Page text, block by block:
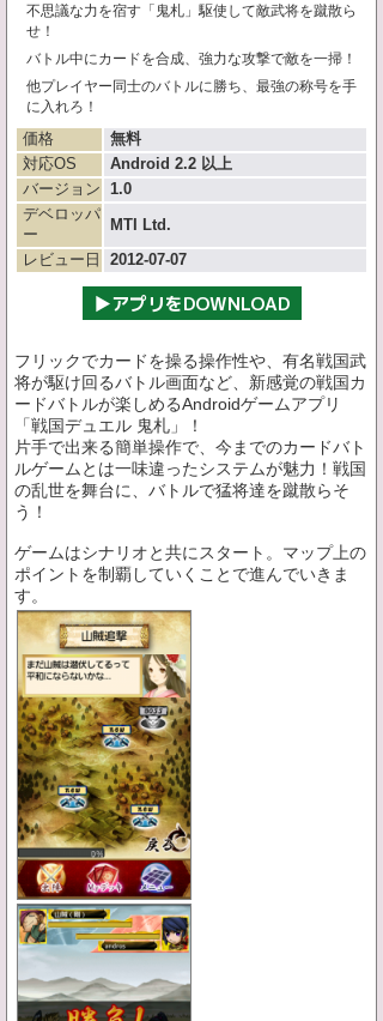
不思議な力を宿す「鬼札」駆使して敵武将を蹴散ら
せ！
バトル中にカードを合成、強力な攻撃で敵を一掃！
他プレイヤー同士のバトルに勝ち、最強の称号を手
に入れろ！
価格
無料
対応OS
Android 2.2 以上
バージョン
1.0
デベロッパ
ー
MTI Ltd.
レビュー日 2012-07-07
フリックでカードを操る操作性や、有名戦国武
将が駆け回るバトル画面など、新感覚の戦国カ
ードバトルが楽しめるAndroidゲームアプリ
「戦国デュエル 鬼札」！
片手で出来る簡単操作で、今までのカードバト
ルゲームとは一味違ったシステムが魅力！戦国
の乱世を舞台に、バトルで猛将達を蹴散らそ
う！
ゲームはシナリオと共にスタート。マップ上の
ポイントを制覇していくことで進んでいきま
す。